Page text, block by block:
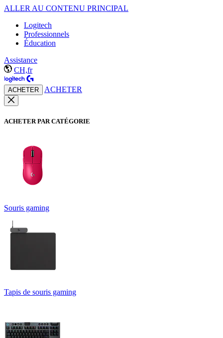
ALLER AU CONTENU PRINCIPAL
Logitech
Professionnels
Éducation
Assistance
CH,fr
ACHETER ACHETER
ACHETER PAR CATÉGORIE
Souris gaming
Tapis de souris gaming